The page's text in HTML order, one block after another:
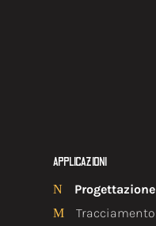
APPLICAZIONI
N Progettazione
M Tracciamento